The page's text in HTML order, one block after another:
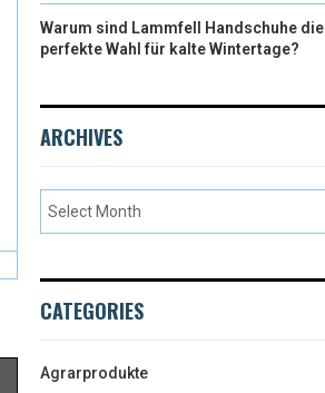
Warum sind Lammfell Handschuhe die
perfekte Wahl für kalte Wintertage?
ARCHIVES
CATEGORIES
Agrarprodukte